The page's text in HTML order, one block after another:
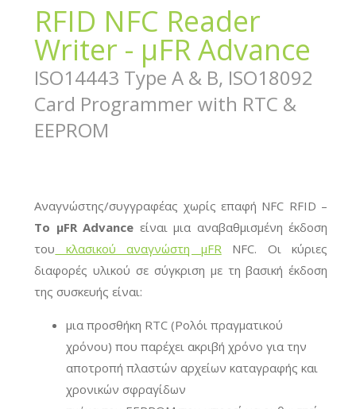
RFID NFC Reader
Writer - µFR Advance
ISO14443 Type A & B, ISO18092
Card Programmer with RTC &
EEPROM
Αναγνώστης/συγγραφέας χωρίς επαφή NFC RFID –
Το μFR Advance είναι μια αναβαθμισμένη έκδοση
του κλασικού αναγνώστη μFR NFC. Οι κύριες
διαφορές υλικού σε σύγκριση με τη βασική έκδοση
της συσκευήςείναι:
μια προσθήκη RTC (Ρολόι πραγματικού
χρόνου) που παρέχει ακριβή χρόνο για την
αποτροπή πλαστών αρχείων καταγραφής και
χρονικών σφραγίδων